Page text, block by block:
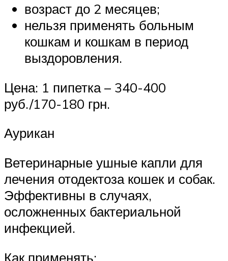
возраст до 2 месяцев;
нельзя применять больным
кошкам и кошкам в период
выздоровления.
Цена: 1 пипетка – 340-400
руб./170-180 грн.
Аурикан
Ветеринарные ушные капли для
лечения отодектоза кошек и собак.
Эффективны в случаях,
осложненных бактериальной
инфекцией.
Как применять: